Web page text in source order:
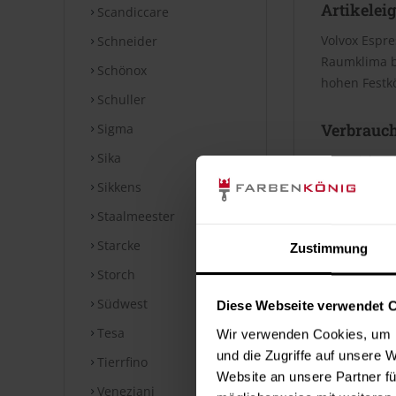
Zustimmung
Diese Webseite verwendet
Wir verwenden Cookies,
und die Zugriffe auf unsere
Website an unsere Partner
Scandiccare
Schneider
Schönox
Schuller
Sigma
Sika
Sikkens
Staalmeester
Starcke
Storch
Südwest
Tesa
Tierrfino
Veneziani
Volvox
Raumklima
hohen
Die
Bei diesen
⤓
Hinweise